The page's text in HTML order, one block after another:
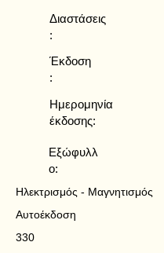
Διαστάσεις
:
Έκδοση
:
Ημερομηνία
έκδοσης:
Εξώφυλλ
ο:
Ηλεκτρισμός - Μαγνητισμός
Αυτοέκδοση
330